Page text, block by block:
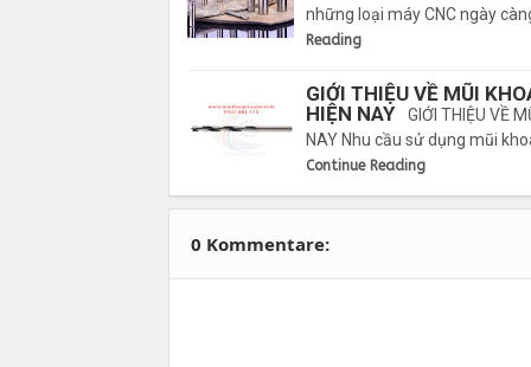
những loại máy CNC ngày
Reading
GIỚI THIỆU VỀ MŨI
HIỆN NAY
GIỚI THIỆU VỀ
NAY Nhu cầu sử dụng mũi
Continue Reading
0 Kommentare: